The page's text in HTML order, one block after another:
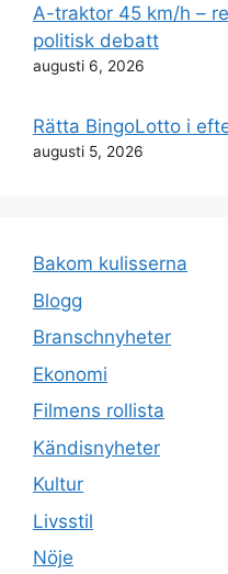
A-traktor 45 km/h –
politisk debatt
augusti 6, 2026
Rätta BingoLotto i
augusti 5, 2026
Bakom kulisserna
Blogg
Branschnyheter
Ekonomi
Filmens rollista
Kändisnyheter
Kultur
Livsstil
Nöje